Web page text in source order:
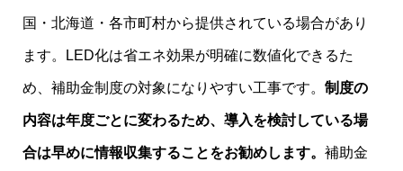
国・北海道・各市町村から提供されている場合があり
ます。LED化は省エネ効果が明確に数値化できるた
め、補助金制度の対象になりやすい工事です。 制度の
内容は年度ごとに変わるため、導入を検討している場
合は早めに情報収集することをお勧めします。 補助金